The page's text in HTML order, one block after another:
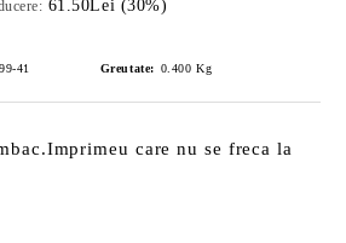
61.50Lei (30%)
41 Greutate: 0.400 Kg
care nu se freca la